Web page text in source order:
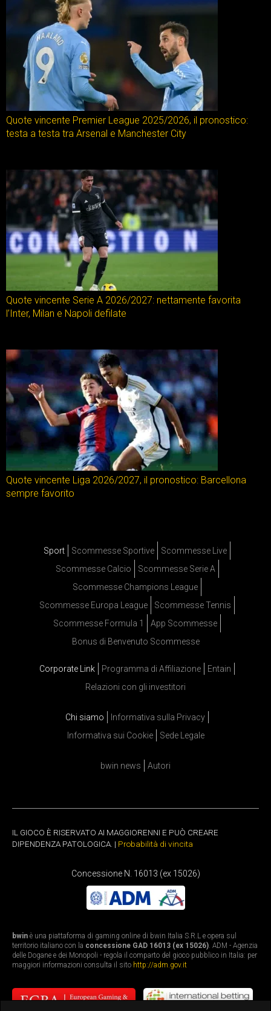
Quote vincente Premier League 2025/2026, il pronostico:
testa a testa tra Arsenal e Manchester City
Quote vincente Serie A 2026/2027: nettamente favorita
l’Inter, Milan e Napoli defilate
Quote vincente Liga 2026/2027, il pronostico: Barcellona
sempre favorito
Sport Scommesse Sportive
Scommesse Live
Scommesse Calcio
Scommesse Serie A
Scommesse Champions League
Scommesse Europa League
Scommesse Tennis
Scommesse Formula 1
App Scommesse
Bonus di Benvenuto Scommesse
Corporate Link Programma di Affiliazione
Entain
Relazioni con gli investitori
Chi siamo
Informativa sulla Privacy
Informativa sui Cookie
Sede Legale
bwin news Autori
IL GIOCO È RISERVATO AI MAGGIORENNI E PUÒ CREARE
DIPENDENZA PATOLOGICA. | Probabilità di vincita
Concessione N. 16013 (ex 15026)
bwin è una piattaforma di gaming online di bwin Italia S.R.L e opera sul
territorio italiano con la concessione GAD 16013 (ex 15026). ADM - Agenzia
delle Dogane e dei Monopoli - regola il comparto del gioco pubblico in Italia: per
maggiori informazioni consulta il sito http://adm.gov.it